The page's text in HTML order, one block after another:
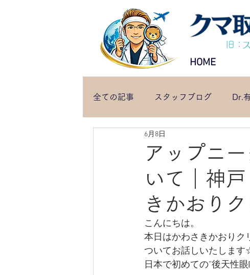
HOME
旧：
全ての記事 スタッフブログ Dr.
アップニ
いて｜神
きかおり
6月8日
こんにちは。
本日はかわさきかおりク
ついてお話しいたしま
日本で初めての”後天性